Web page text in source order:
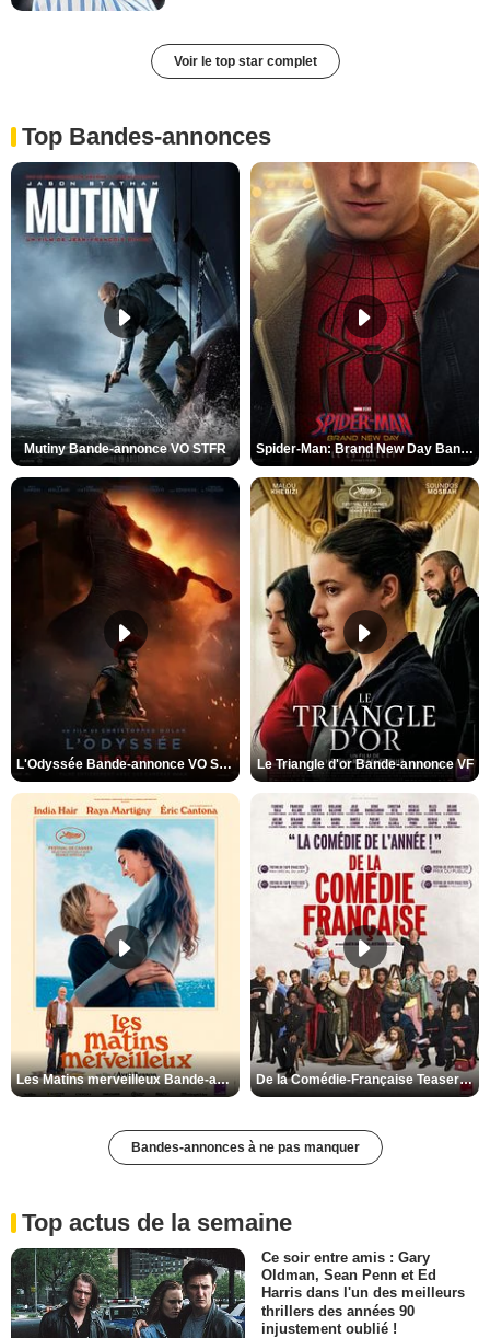
Voir le top star complet
Top Bandes-annonces
Mutiny Bande-annonce VO STFR Spider-Man: Brand New Day Bande-annonce VO STFR
L'Odyssée Bande-annonce VO STFR Le Triangle d'or Bande-annonce VF
Les Matins merveilleux Bande-annonce VF De la Comédie-Française Teaser VF
Bandes-annonces à ne pas manquer
Top actus de la semaine
Ce soir entre amis : Gary
Oldman, Sean Penn et Ed
Harris dans l'un des meilleurs
thrillers des années 90
injustement oublié !